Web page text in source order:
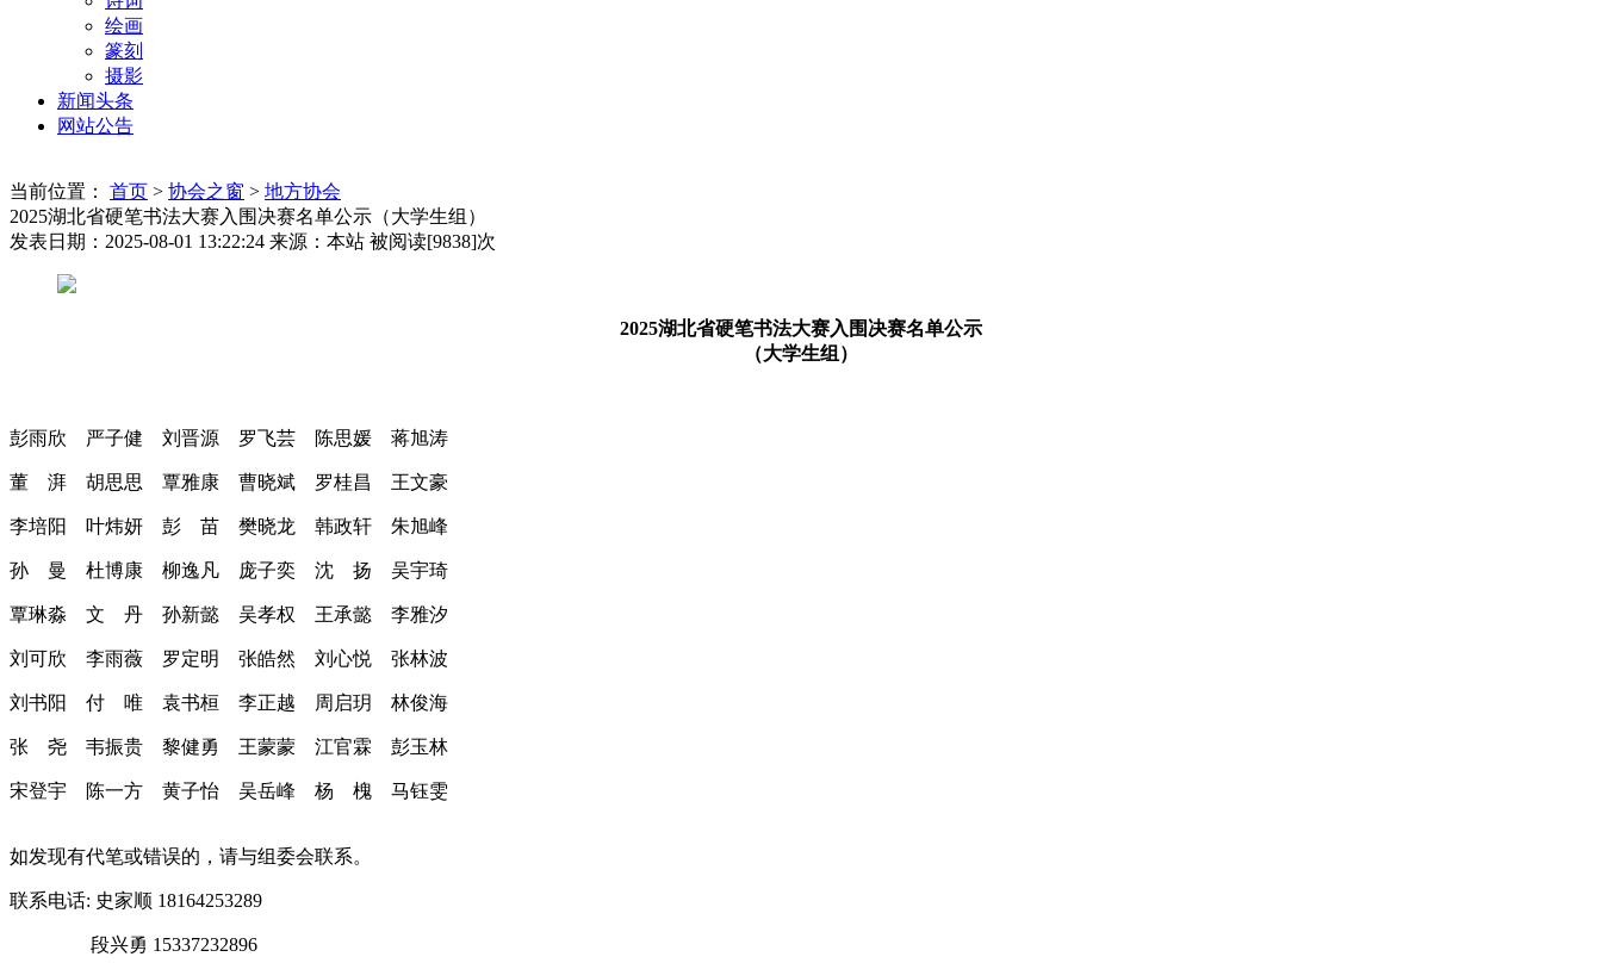
绘画
篆刻
摄影
新闻头条
网站公告
当前位置： 首页 > 协会之窗 > 地方协会
2025湖北省硬笔书法大赛入围决赛名单公示（大学生组）
发表日期：2025-08-01 13:22:24 来源：本站 被阅读[9838]次
2025湖北省硬笔书法大赛入围决赛名单公示
（大学生组）
彭雨欣 严子健 刘晋源 罗飞芸 陈思媛 蒋旭涛
董 湃 胡思思 覃雅康 曹晓斌 罗桂昌 王文豪
李培阳 叶炜妍 彭 苗 樊晓龙 韩政轩 朱旭峰
孙 曼 杜博康 柳逸凡 庞子奕 沈 扬 吴宇琦
覃琳淼 文 丹 孙新懿 吴孝权 王承懿 李雅汐
刘可欣 李雨薇 罗定明 张皓然 刘心悦 张林波
刘书阳 付 唯 袁书桓 李正越 周启玥 林俊海
张 尧 韦振贵 黎健勇 王蒙蒙 江官霖 彭玉林
宋登宇 陈一方 黄子怡 吴岳峰 杨 槐 马钰雯
如发现有代笔或错误的，请与组委会联系。
联系电话: 史家顺 18164253289
段兴勇 15337232896